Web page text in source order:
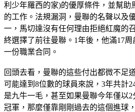
利少年羅西的家)的優厚條件，並幫助
的工作。法規漏洞，曼聯的名聲以及
一，馬切達沒有任何理由拒絕紅魔的
終選擇了前往曼聯。1年後，他滿17
一份職業合同。
回頭去看，曼聯的這些付出都微不足
可能達到8位數的球員來說，3年共計
是九牛一毛，甚至如果曼聯今年僅以
冠軍，那麼僅靠剛剛過去的這個進球